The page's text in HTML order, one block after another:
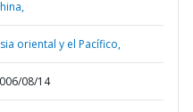
oriental y el Pacífico,
08/14